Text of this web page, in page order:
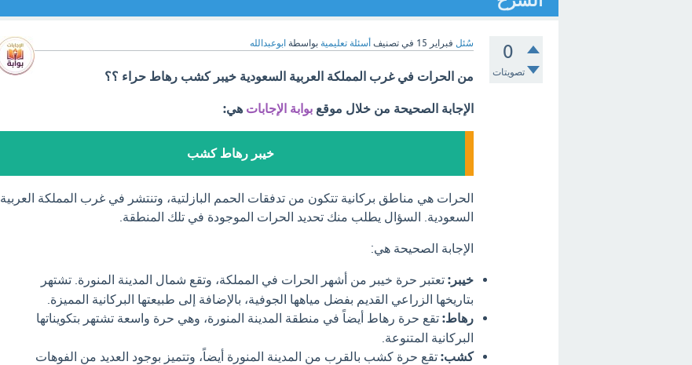
0
تصويتات
سُئل فبراير 15 في تصنيف أسئلة تعليمية بواسطة ابوعبدالله
من الحرات في غرب المملكة العربية السعودية خيبر كشب رهاط حراء ؟؟
الإجابة الصحيحة من خلال موقع بوابة الإجابات هي:
خيبر رهاط كشب
الحرات هي مناطق بركانية تتكون من تدفقات الحمم البازلتية، وتنتشر في غرب المملكة العربية
السعودية. السؤال يطلب منك تحديد الحرات الموجودة في تلك المنطقة.
الإجابة الصحيحة هي:
خيبر: تعتبر حرة خيبر من أشهر الحرات في المملكة، وتقع شمال المدينة المنورة. تشتهر
بتاريخها الزراعي القديم بفضل مياهها الجوفية، بالإضافة إلى طبيعتها البركانية المميزة.
رهاط: تقع حرة رهاط أيضاً في منطقة المدينة المنورة، وهي حرة واسعة تشتهر بتكويناتها
البركانية المتنوعة.
كشب: تقع حرة كشب بالقرب من المدينة المنورة أيضاً، وتتميز بوجود العديد من الفوهات